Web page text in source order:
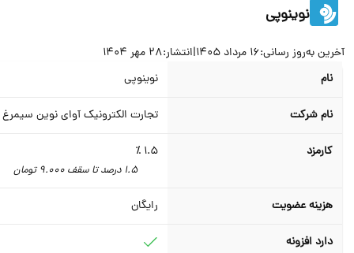
نوینوپی
به‌روز رسانی:16 مرداد 1405 |انتشار:28 مهر 1404
نوینوپی
نام شرکت تجارت الکترونیک آوای نوین سیمرغ
کارمزد
هزینه عضویت رایگان
دارد افزونه